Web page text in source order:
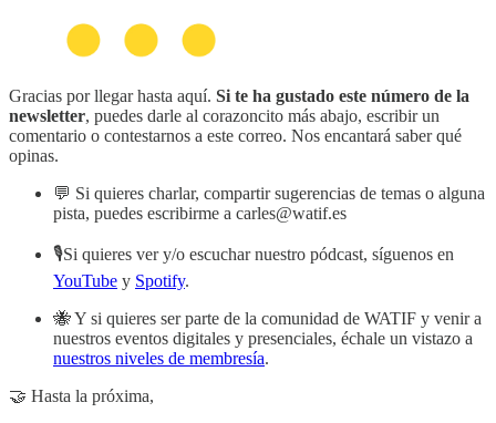
Gracias por llegar hasta aquí. Si te ha gustado este número de la
newsletter, puedes darle al corazoncito más abajo, escribir un
comentario o contestarnos a este correo. Nos encantará saber qué
opinas.
💬 Si quieres charlar, compartir sugerencias de temas o alguna
pista, puedes escribirme a carles@watif.es
🎙️Si quieres ver y/o escuchar nuestro pódcast, síguenos en
YouTube y Spotify.
🐝 Y si quieres ser parte de la comunidad de WATIF y venir a
nuestros eventos digitales y presenciales, échale un vistazo a
nuestros niveles de membresía.
🤝 Hasta la próxima,